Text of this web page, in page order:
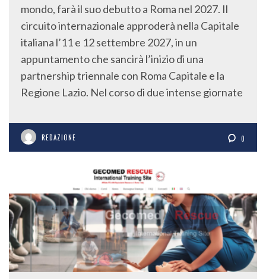
mondo, farà il suo debutto a Roma nel 2027. Il
circuito internazionale approderà nella Capitale
italiana l’11 e 12 settembre 2027, in un
appuntamento che sancirà l’inizio di una
partnership triennale con Roma Capitale e la
Regione Lazio. Nel corso di due intense giornate
REDAZIONE 0